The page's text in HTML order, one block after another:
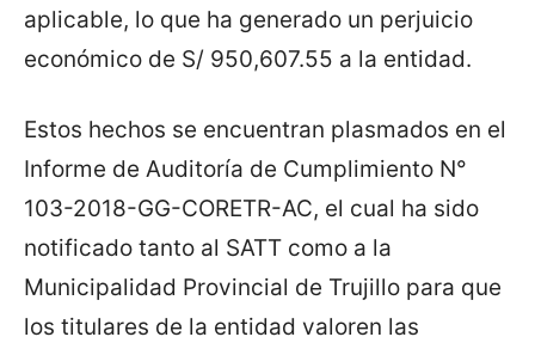
aplicable, lo que ha generado un perjuicio
económico de S/ 950,607.55 a la entidad.
Estos hechos se encuentran plasmados en el
Informe de Auditoría de Cumplimiento N°
103-2018-GG-CORETR-AC, el cual ha sido
notificado tanto al SATT como a la
Municipalidad Provincial de Trujillo para que
los titulares de la entidad valoren las